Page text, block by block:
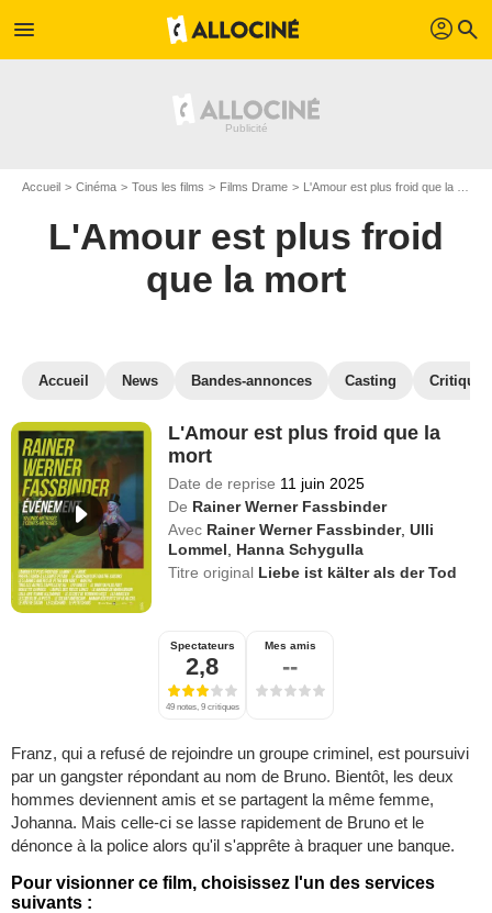
menu profil search
Accueil Cinéma Tous les films Films Drame L'Amour est plus froid que la mort
L'Amour est plus froid
que la mort
Accueil News Bandes-annonces Casting
L'Amour est plus froid que la
mort
Date de reprise 11 juin 2025
De Rainer Werner Fassbinder
Avec Rainer Werner Fassbinder,Ulli
Lommel
Hanna Schygulla
Titre original Liebe ist kälter als der Tod
Spectateurs
2,8
49 notes, 9 critiques
Mes amis
--
Franz, qui a refusé de rejoindre un groupe criminel, est poursuivi
par un gangster répondant au nom de Bruno. Bientôt, les deux
hommes deviennent amis et se partagent la même femme,
Johanna. Mais celle-ci se lasse rapidement de Bruno et le
dénonce à la police alors qu'il s'apprête à braquer une banque.
Pour visionner ce film, choisissez l'un des services
suivants :